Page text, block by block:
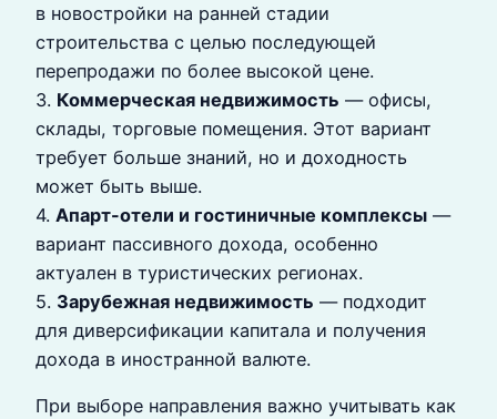
в новостройки на ранней стадии
строительства с целью последующей
перепродажи по более высокой цене.
3. Коммерческая недвижимость — офисы,
склады, торговые помещения. Этот вариант
требует больше знаний, но и доходность
может быть выше.
4. Апарт-отели и гостиничные комплексы —
вариант пассивного дохода, особенно
актуален в туристических регионах.
5. Зарубежная недвижимость — подходит
для диверсификации капитала и получения
дохода в иностранной валюте.
При выборе направления важно учитывать как